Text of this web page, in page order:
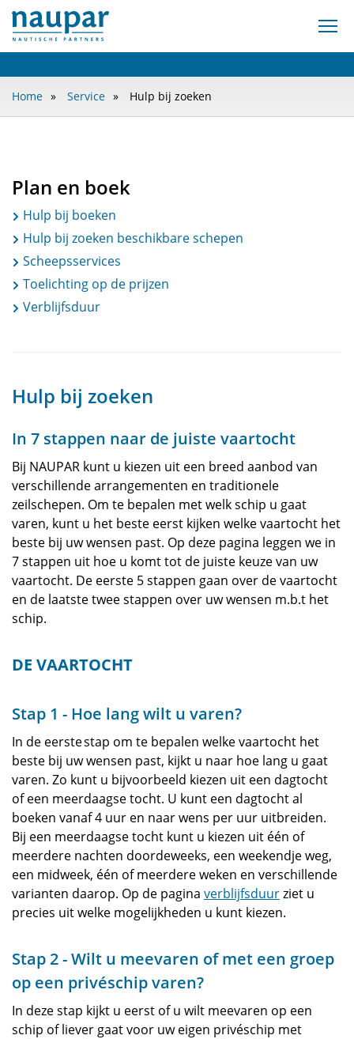
Home Service Hulp bij zoeken
Plan en boek
Hulp bij boeken
Hulp bij zoeken beschikbare schepen
Scheepsservices
Toelichting op de prijzen
Verblijfsduur
Hulp bij zoeken
In 7 stappen naar de juiste vaartocht
Bij NAUPAR kunt u kiezen uit een breed aanbod van
verschillende arrangementen en traditionele
zeilschepen. Om te bepalen met welk schip u gaat
varen, kunt u het beste eerst kijken welke vaartocht het
beste bij uw wensen past. Op deze pagina leggen we in
7 stappen uit hoe u komt tot de juiste keuze van uw
vaartocht. De eerste 5 stappen gaan over de vaartocht
en de laatste twee stappen over uw wensen m.b.t het
schip.
DE VAARTOCHT
Stap 1 - Hoe lang wilt u varen?
In de eerste stap om te bepalen welke vaartocht het
beste bij uw wensen past, kijkt u naar hoe lang u gaat
varen. Zo kunt u bijvoorbeeld kiezen uit een dagtocht
of een meerdaagse tocht. U kunt een dagtocht al
boeken vanaf 4 uur en naar wens per uur uitbreiden.
Bij een meerdaagse tocht kunt u kiezen uit één of
meerdere nachten doordeweeks, een weekendje weg,
een midweek, één of meerdere weken en verschillende
varianten daarop. Op de pagina verblijfsduurziet u
precies uit welke mogelijkheden u kunt kiezen.
Stap 2 - Wilt u meevaren of met een groep
op een privéschip varen?
In deze stap kijkt u eerst of u wilt meevaren op een
schip of liever gaat voor uw eigen privéschip met